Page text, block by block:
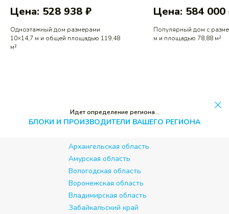
Цена: 528 938 ₽
Одноэтажный дом размерами
10×14,7 м и общей площадью 119,48
м²
Цена: 584 000
Популярный дом с
м и площадью 78,88 м²
Идет определение региона...
БЛОКИ И ПРОИЗВОДИТЕЛИ ВАШЕГО РЕГИОНА
Архангельская область
Амурская область
Вологодская область
Воронежская область
Владимирская область
Забайкальский край